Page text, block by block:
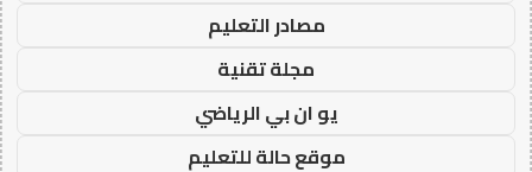
مصادر التعليم
مجلة تقنية
يو ان بي الرياضي
موقع حالة للتعليم